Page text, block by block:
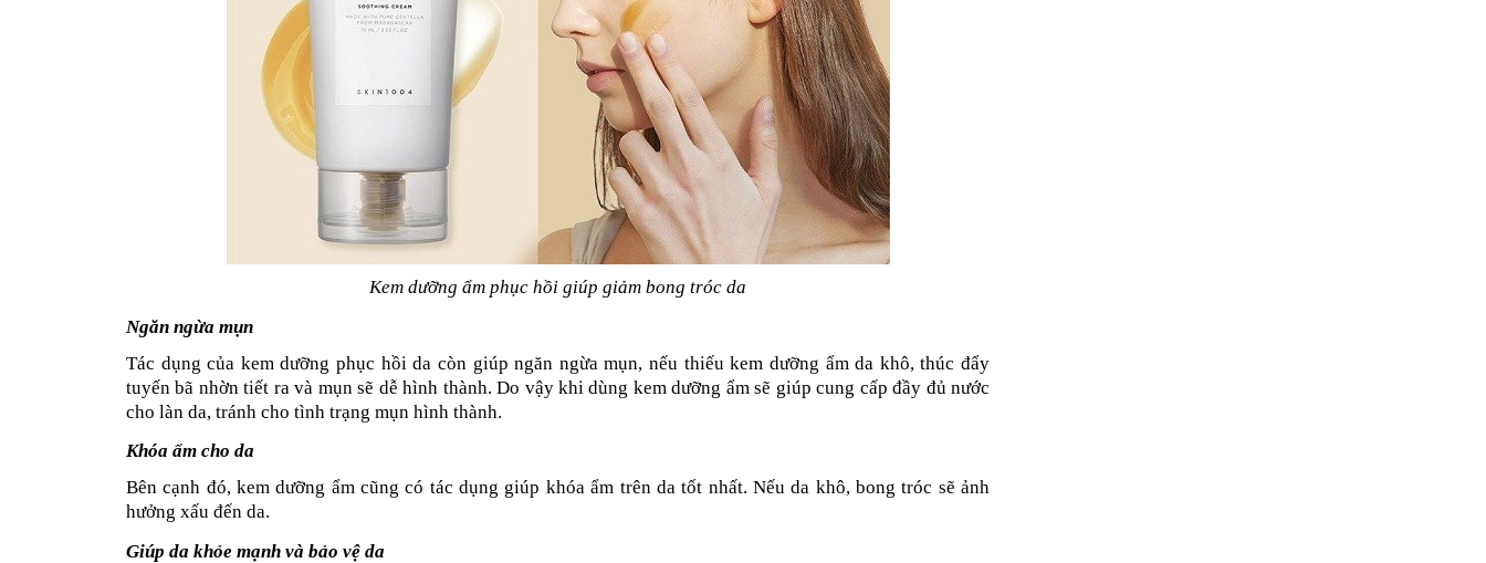
Kem dưỡng ẩm phục hồi giúp giảm bong tróc da
Ngăn ngừa mụn
Tác dụng của kem dưỡng phục hồi da còn giúp ngăn ngừa mụn, nếu thiếu kem dưỡng ẩm da khô, thúc đẩy
tuyến bã nhờn tiết ra và mụn sẽ dễ hình thành. Do vậy khi dùng kem dưỡng ẩm sẽ giúp cung cấp đầy đủ nước
cho làn da, tránh cho tình trạng mụn hình thành.
Khóa ẩm cho da
Bên cạnh đó, kem dưỡng ẩm cũng có tác dụng giúp khóa ẩm trên da tốt nhất. Nếu da khô, bong tróc sẽ ảnh
hưởng xấu đến da.
Giúp da khỏe mạnh và bảo vệ da